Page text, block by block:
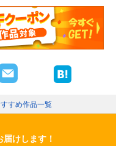
すめ作品一覧
届けします！